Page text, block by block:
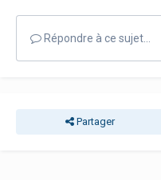
Répondre à ce sujet…
Partager